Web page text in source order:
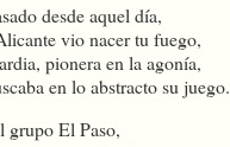
desde aquel día,
vio nacer tu fuego,
pionera en la agonía,
en lo abstracto su juego.
grupo El Paso,